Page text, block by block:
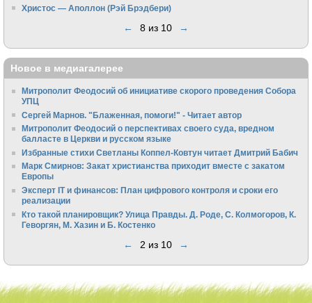
Христос — Аполлон (Рэй Брэдбери)
← 8 из 10 →
Новое в медиагалерее
Митрополит Феодосий об инициативе скорого проведения Собора
УПЦ
Сергей Марнов. "Блаженная, помоги!" - Читает автор
Митрополит Феодосий о перспективах своего суда, вредном
балласте в Церкви и русском языке
Избранные стихи Светланы Коппел-Ковтун читает Дмитрий Бабич
Марк Смирнов: Закат христианства приходит вместе с закатом
Европы
Эксперт IT и финансов: План цифрового контроля и сроки его
реализации
Кто такой планировщик? Улица Правды. Д. Роде, С. Колмогоров, К.
Геворгян, М. Хазин и Б. Костенко
← 2 из 10 →